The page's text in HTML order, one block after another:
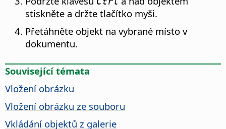
stiskněte a držte tlačítko myši.
Přetáhněte objekt na vybrané místo v
dokumentu.
Související témata
Vložení obrázku
Vložení obrázku ze souboru
Vkládání objektů z galerie